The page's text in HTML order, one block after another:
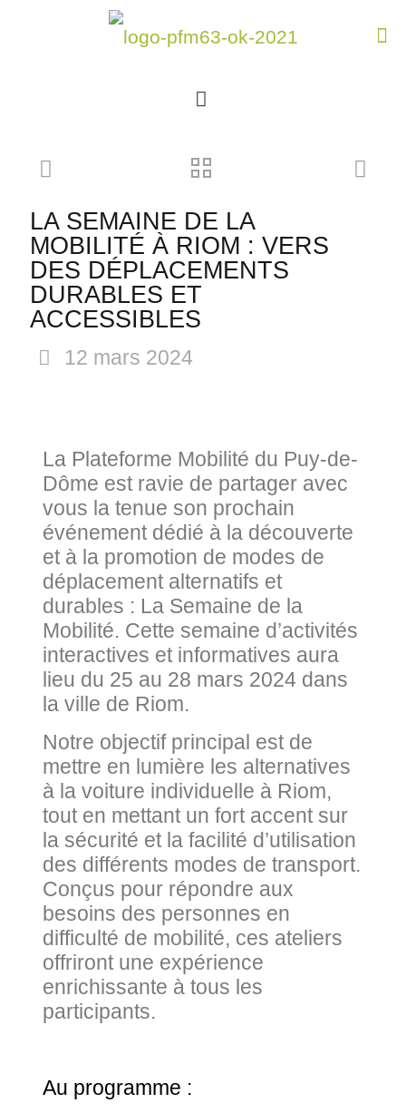
LA SEMAINE DE LA
MOBILITÉ À RIOM : VERS
DES DÉPLACEMENTS
DURABLES ET
ACCESSIBLES
12 mars 2024
La Plateforme Mobilité du Puy-de-
Dôme est ravie de partager avec
vous la tenue son prochain
événement dédié à la découverte
et à la promotion de modes de
déplacement alternatifs et
durables : La Semaine de la
Mobilité. Cette semaine d’activités
interactives et informatives aura
lieu du 25 au 28 mars 2024 dans
la ville de Riom.
Notre objectif principal est de
mettre en lumière les alternatives
à la voiture individuelle à Riom,
tout en mettant un fort accent sur
la sécurité et la facilité d’utilisation
des différents modes de transport.
Conçus pour répondre aux
besoins des personnes en
difficulté de mobilité, ces ateliers
offriront une expérience
enrichissante à tous les
participants.
Au programme :